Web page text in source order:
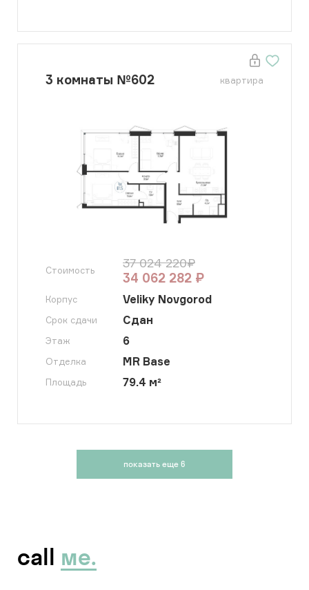
3 комнаты №602 квартира
Стоимость 37 024 220₽
34 062 282 ₽
Корпус Veliky Novgorod
Срок сдачи Сдан
Этаж 6
Отделка MR Base
Площадь 79.4 м²
показать еще 6
call мe.